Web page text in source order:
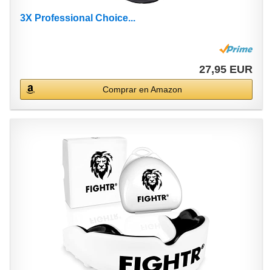
3X Professional Choice...
27,95 EUR
Comprar en Amazon